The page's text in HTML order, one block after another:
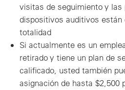
visitas de seguimiento y las
dispositivos auditivos están
totalidad
Si actualmente es un
retirado y tiene un plan de
calificado, usted también
asignación de hasta $2,500